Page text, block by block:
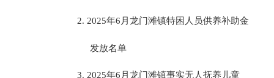
2. 2025年6 月龙门滩镇特困人员供养补助金
发放名单
3. 2025年6 月龙门滩镇事实无人抚养儿童